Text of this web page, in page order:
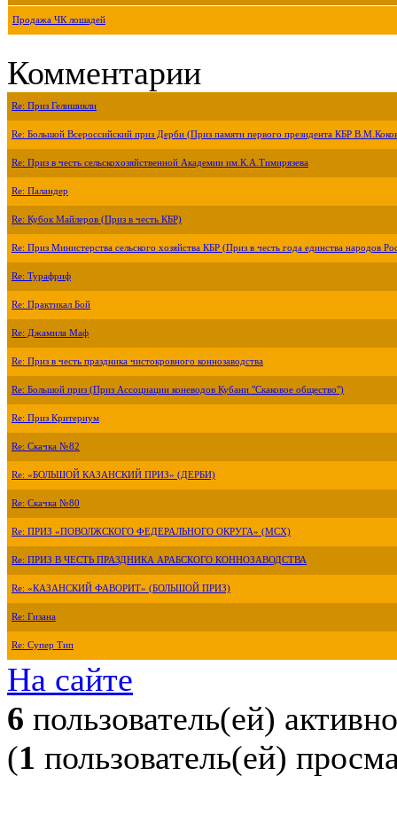
Продажа ЧК лошадей
Комментарии
Re: Приз Гелишикли
Re: Большой Всероссийский приз Дерби (Приз памяти первого президента КБР
Re: Приз в честь сельскохозяйственной Академии им.К.А.Тимирязева
Re: Паландер
Re: Кубок Майлеров (Приз в честь КБР)
Re: Приз Министерства сельского хозяйства КБР (Приз в честь года единства народов
Re: Турафриф
Re: Практикал Бой
Re: Джамила Маф
Re: Приз в честь праздника чистокровного коннозаводства
Re: Большой приз (Приз Ассоциации коневодов Кубани "Скаковое общество")
Re: Приз Критериум
Re: Скачка №82
Re: «БОЛЬШОЙ КАЗАНСКИЙ ПРИЗ» (ДЕРБИ)
Re: Скачка №80
Re: ПРИЗ «ПОВОЛЖСКОГО ФЕДЕРАЛЬНОГО ОКРУГА» (МСХ)
Re: ПРИЗ В ЧЕСТЬ ПРАЗДНИКА АРАБСКОГО КОННОЗАВОДСТВА
Re: «КАЗАНСКИЙ ФАВОРИТ» (БОЛЬШОЙ ПРИЗ)
Re: Гизана
Re: Супер Тип
На сайте
6 пользователь(ей) активно
(1 пользователь(ей)